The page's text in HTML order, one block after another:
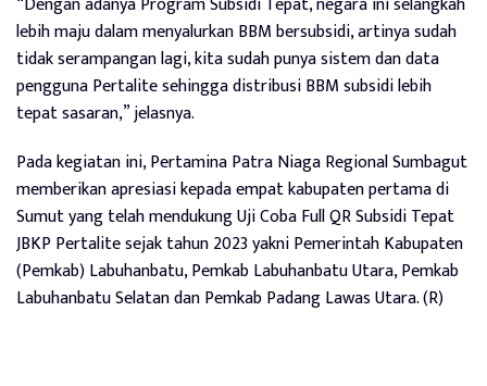
lebih maju dalam menyalurkan BBM bersubsidi, artinya sudah
tidak serampangan lagi, kita sudah punya sistem dan data
pengguna Pertalite sehingga distribusi BBM subsidi lebih
tepat sasaran,” jelasnya.
Pada kegiatan ini, Pertamina Patra Niaga Regional Sumbagut
memberikan apresiasi kepada empat kabupaten pertama di
Sumut yang telah mendukung Uji Coba Full QR Subsidi Tepat
JBKP Pertalite sejak tahun 2023 yakni Pemerintah Kabupaten
(Pemkab) Labuhanbatu, Pemkab Labuhanbatu Utara, Pemkab
Labuhanbatu Selatan dan Pemkab Padang Lawas Utara. (R)